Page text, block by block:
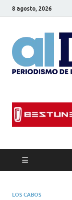
8 agosto, 2026
LOS CABOS